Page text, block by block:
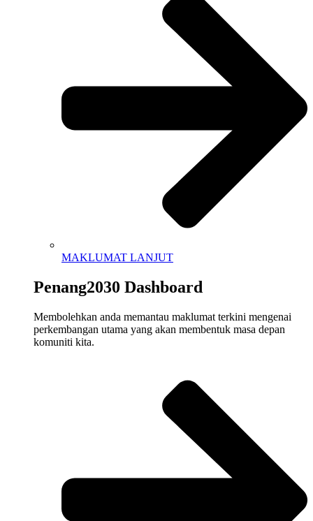
MAKLUMAT LANJUT
Penang2030 Dashboard
Membolehkan anda memantau maklumat terkini mengenai
perkembangan utama yang akan membentuk masa depan
komuniti kita.